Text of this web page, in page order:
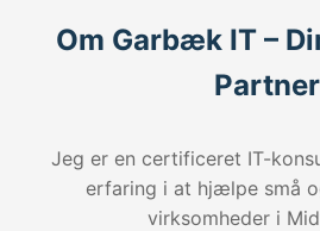
Om Garbæk IT –
Partner
Jeg er en certificeret IT-
erfaring i at hjælpe små
virksomheder i